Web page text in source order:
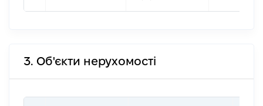
3. Об'єкти нерухомості